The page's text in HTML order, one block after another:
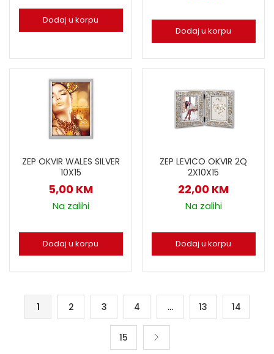
Dodaj u korpu
Dodaj u korpu
ZEP OKVIR WALES SILVER
10X15
5,00 KM
Na zalihi
Dodaj u korpu
ZEP LEVICO OKVIR 2Q
2X10X15
22,00 KM
Na zalihi
Dodaj u korpu
1 2 3 4 … 13 14
15